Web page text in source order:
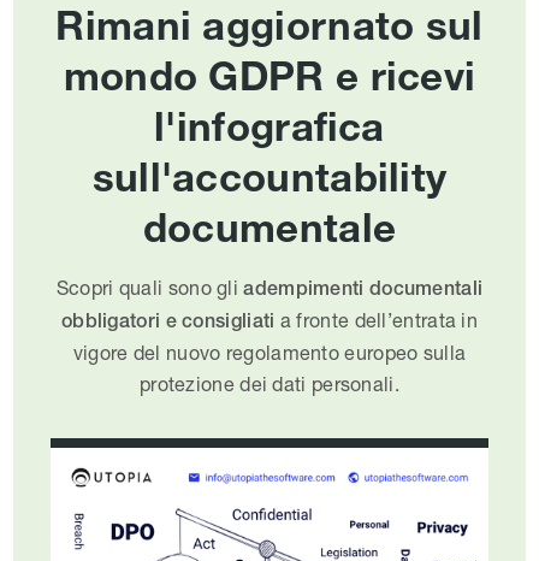
Rimani aggiornato sul
mondo GDPR e ricevi
l'infografica
sull'accountability
documentale
Scopri quali sono gliadempimenti documentali
obbligatori e consigliati a fronte dell’entrata in
vigore del nuovo regolamento europeo sulla
protezione dei dati personali.